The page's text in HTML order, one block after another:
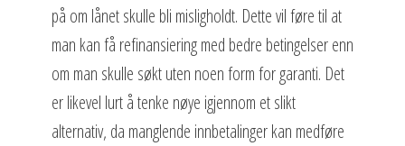
på om lånet skulle bli misligholdt. Dette vil føre til at
man kan få refinansiering med bedre betingelser enn
om man skulle søkt uten noen form for garanti. Det
er likevel lurt å tenke nøye igjennom et slikt
alternativ, da manglende innbetalinger kan medføre